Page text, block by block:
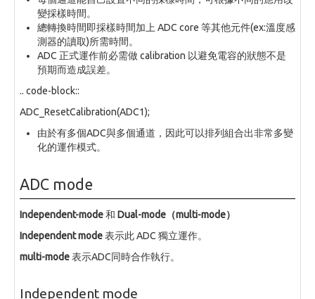
變採樣時間。
總轉換時間即採樣時間加上 ADC core 等其他元件(ex:溫度感
測器的讀取)所需時間。
ADC 正式運作前必需做 calibration 以避免電容的狀態不是
預期而造成誤差。
.. code-block::
ADC_ResetCalibration(ADC1);
由於有多個ADC與多個通道，因此可以排列組合出非常多變
化的運作模式。
ADC mode
Independent-mode和 Dual-mode（multi-mode）
Independent mode表示此 ADC 獨立運作。
multi-mode表示ADC同時合作執行。
Independent mode